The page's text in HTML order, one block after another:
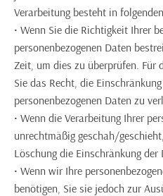
Verarbeitung besteht in
• Wenn Sie die Richtigkeit Ihrer
personenbezogenen Daten
Zeit, um dies zu überprüfen. Für
Sie das Recht, die
personenbezogenen Daten zu
• Wenn die Verarbeitung Ihrer
unrechtmäßig geschah/
Löschung die Einschränkung
• Wenn wir Ihre
benötigen, Sie sie jedoch zur